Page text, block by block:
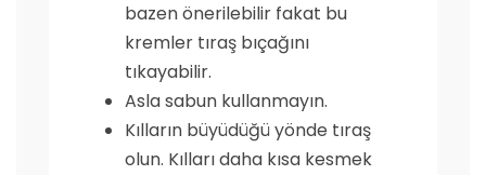
bazen önerilebilir fakat bu
kremler tıraş bıçağını
tıkayabilir.
Asla sabun kullanmayın.
Kılların büyüdüğü yönde tıraş
olun. Kılları daha kısa kesmek